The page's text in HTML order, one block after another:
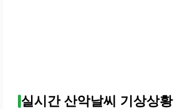
실시간 산악날씨 기상상황